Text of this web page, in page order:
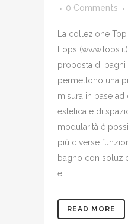
0 Comments
La collezione
Lops
proposta di
permettono una
misura in base ad
estetica e di
modularità è
più diverse
bagno con
e...
READ MORE